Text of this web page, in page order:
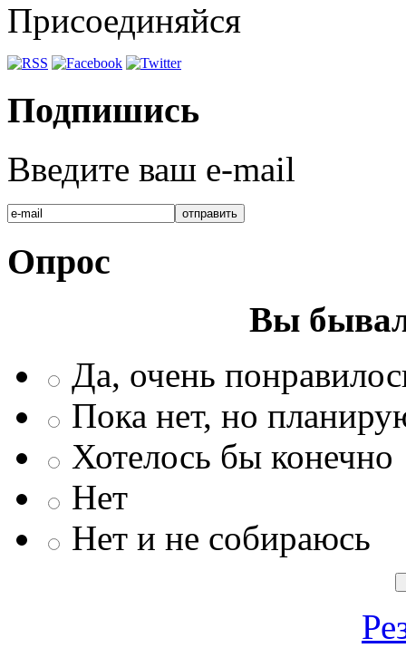
Присоединяйся
Подпишись
Введите ваш e-mail
Опрос
Вы
Да, очень
Пока нет, но
Хотелось бы конечно
Нет
Нет и не собираюсь